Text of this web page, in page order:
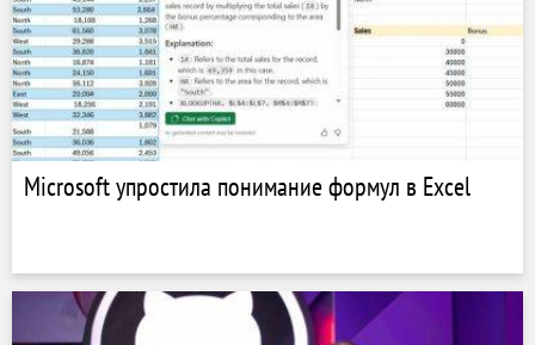
Microsoft упростила понимание формул в Excel